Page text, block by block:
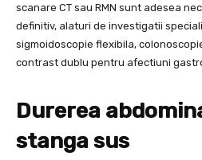
scanare CT sau RMN sunt adesea
definitiv, alaturi de investigatii
sigmoidoscopie flexibila,
contrast dublu pentru afectiuni
Durerea
stanga sus